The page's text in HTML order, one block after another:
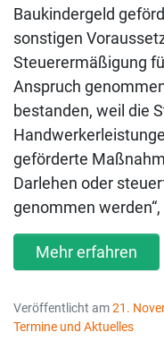
Baukindergeld
sonstigen
Steuerermäßigung
Anspruch
bestanden, weil die
geförderte
Darlehen oder
genommen
Mehr erfahren
Veröffentlicht am21.
Termine und Aktuelles